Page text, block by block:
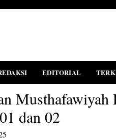
EDITORIAL
dan 02